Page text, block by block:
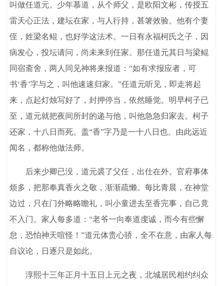
叫做任道元。少年慕道，从个师父，是欧阳文彬，传授五
雷天心正法，建坛在家，与人行持，甚箸效验。他有个妻
侄，姓梁名鲲，也好学这法术。一日有永福柯氏之子，因
病发心，投坛请问，尚未来到任家。那任道元其日与梁鲲
同宿斋舍，两人同见神将来报道：“如有求报应者，可
书‘香’字与之，叫他速速归家。”任道元听见，即走将起
来，点起灯烛写好了，封押停当，依然睡觉。明早柯子已
至，道元就把夜间所封的递与他，叫他急急归家去。柯子
还家，十八日而死。盖“香”字乃是一十八日也。由此远近
闻名，都称他做法师。
后来少卿已没，道元裘了父任，出仕在外。官府事体
烦多，把那奉真香火之敬，渐渐疏懒。每比青晨，在神堂
边过，只在门外略略瞻礼，叫小童进去至香完事，自己竟
不入门。家人每多道：“老爷一向奉道虔诚，而今有些懈
怠，恐怕神天喧怪！”道元体贵心骄，全不在意，由家人每
自议论，日逐只是如此。
淳熙十三年正月十五日上元之夜，北城居民相约纠众